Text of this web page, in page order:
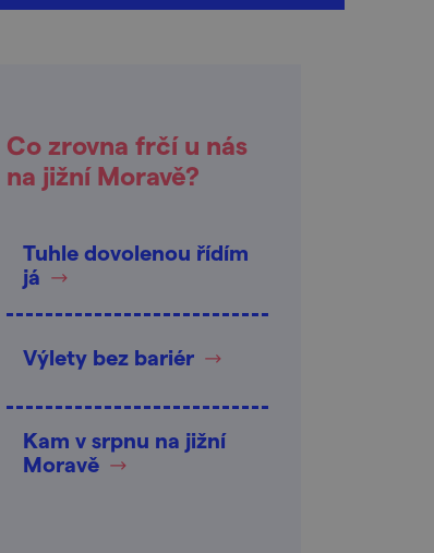
Co zrovna frčí u nás
na jižní Moravě?
Tuhle dovolenou řídím
já
Výlety bez bariér
Kam v srpnu na jižní
Moravě